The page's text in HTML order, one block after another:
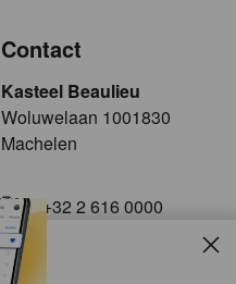
Contact
Kasteel Beaulieu
​​​Woluwelaan 1001830
Machelen
+32 2 616 0000